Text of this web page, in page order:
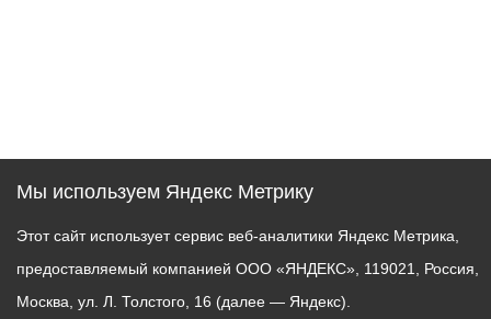
Мы используем Яндекс Метрику
Этот сайт использует сервис веб-аналитики Яндекс Метрика,
предоставляемый компанией ООО «ЯНДЕКС», 119021, Россия,
Москва, ул. Л. Толстого, 16 (далее — Яндекс).